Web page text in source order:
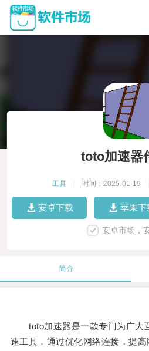
toto加速器
工具 时间：2025-01-19
安卓下载 苹果下
安卓市场，
简介
toto加速器是一款专门为广大
速工具，通过优化网络连接，提